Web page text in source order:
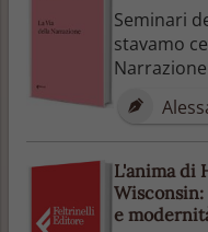
Seminari
stavamo
Narrazione
L'anima di
Wisconsin:
e